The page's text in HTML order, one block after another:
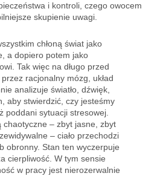
i kontroli, czego owocem
skupienie uwagi.
chłoną świat jako
a dopiero potem jako
Tak więc na długo przed
racjonalny mózg, układ
analizuje światło, dźwięk,
aby stwierdzić, czy jesteśmy
poddani sytuacji stresowej.
chaotyczne – zbyt jasne, zbyt
– ciało przechodzi
obronny. Stan ten wyczerpuje
cierpliwość. W tym sensie
w pracy jest nierozerwalnie